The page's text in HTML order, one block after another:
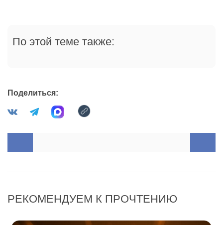
По этой теме также:
Поделиться:
РЕКОМЕНДУЕМ К ПРОЧТЕНИЮ